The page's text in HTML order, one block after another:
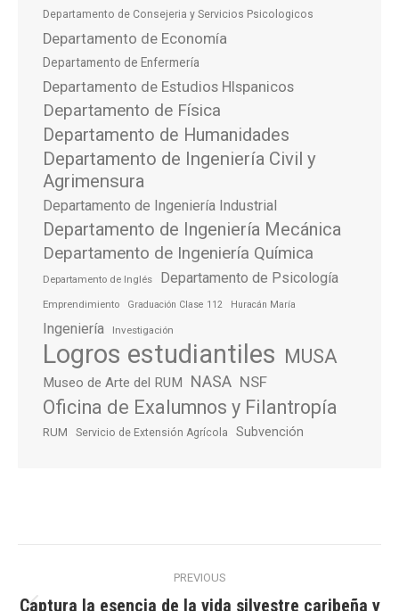
Departamento de Consejeria y Servicios Psicologicos
Departamento de Economía
Departamento de Enfermería
Departamento de Estudios HIspanicos
Departamento de Física
Departamento de Humanidades
Departamento de Ingeniería Civil y
Agrimensura
Departamento de Ingeniería Industrial
Departamento de Ingeniería Mecánica
Departamento de Ingeniería Química
Departamento de Inglés Departamento de Psicología
Emprendimiento Graduación Clase 112 Huracán María
Ingeniería Investigación
Logros estudiantiles MUSA
Museo de Arte del RUM NASA NSF
Oficina de Exalumnos y Filantropía
RUM Servicio de Extensión Agrícola Subvención
navigation
PREVIOUS
Captura la esencia de la vida silvestre caribeña y